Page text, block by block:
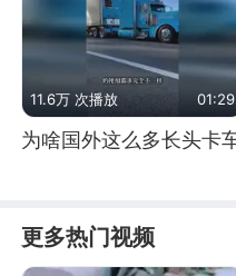
11.6万 次播放 01:29
为啥国外这么多长头卡
更多热门视频